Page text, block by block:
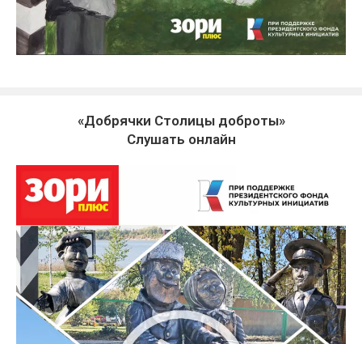
«Добрячки Столицы доброты»
Слушать онлайн